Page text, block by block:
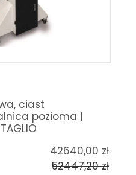
ciast
pozioma |
42640,00zł
52447,20zł